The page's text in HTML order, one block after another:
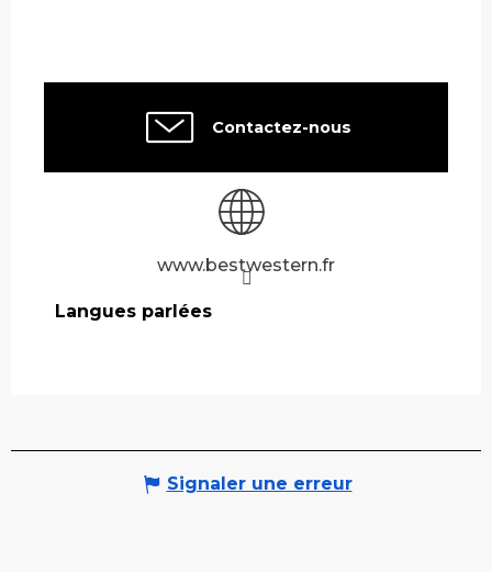
Contactez-nous
www.bestwestern.fr
Langues parlées
Langues parlées
Signaler une erreur